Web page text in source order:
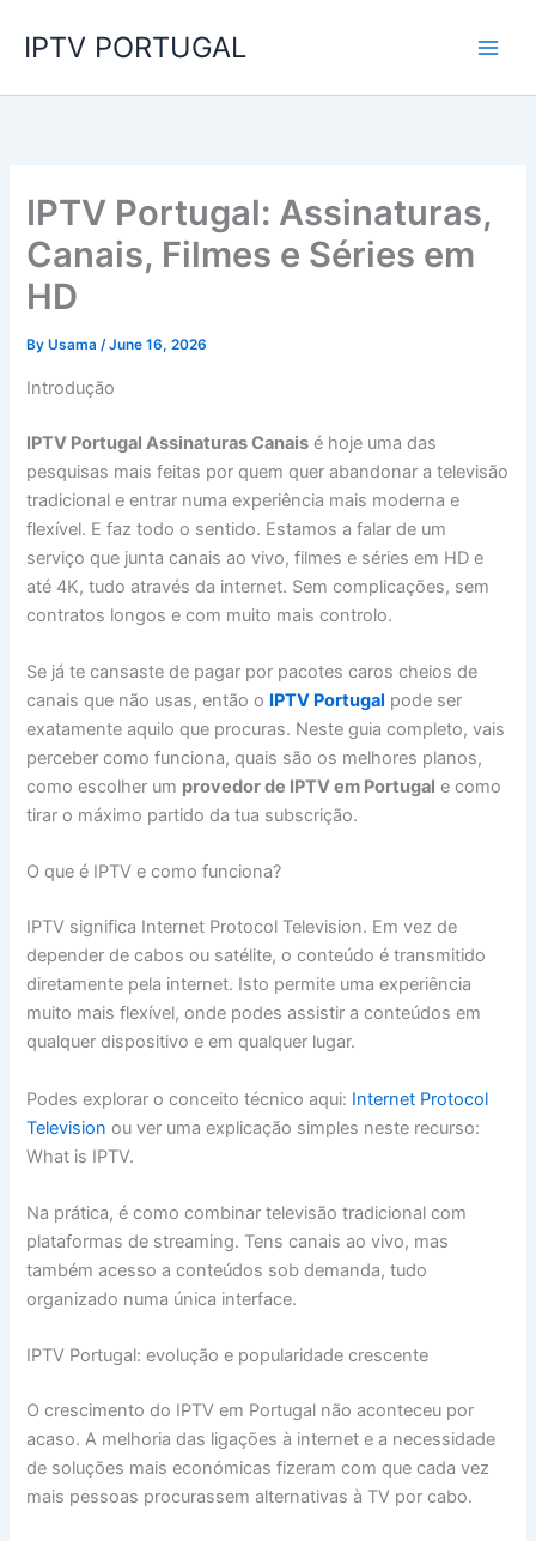
IPTV PORTUGAL
IPTV Portugal: Assinaturas,
Canais, Filmes e Séries em
HD
ByUsama/June 16, 2026
Introdução
IPTV Portugal Assinaturas Canais é hoje uma das
pesquisas mais feitas por quem quer abandonar a televisão
tradicional e entrar numa experiência mais moderna e
flexível. E faz todo o sentido. Estamos a falar de um
serviço que junta canais ao vivo, filmes e séries em HD e
até 4K, tudo através da internet. Sem complicações, sem
contratos longos e com muito mais controlo.
Se já te cansaste de pagar por pacotes caros cheios de
canais que não usas, então o IPTV Portugal pode ser
exatamente aquilo que procuras. Neste guia completo, vais
perceber como funciona, quais são os melhores planos,
como escolher um provedor de IPTV em Portugal e como
tirar o máximo partido da tua subscrição.
O que é IPTV e como funciona?
IPTV significa Internet Protocol Television. Em vez de
depender de cabos ou satélite, o conteúdo é transmitido
diretamente pela internet. Isto permite uma experiência
muito mais flexível, onde podes assistir a conteúdos em
qualquer dispositivo e em qualquer lugar.
Podes explorar o conceito técnico aqui: Internet Protocol
Television ou ver uma explicação simples neste recurso:
What is IPTV.
Na prática, é como combinar televisão tradicional com
plataformas de streaming. Tens canais ao vivo, mas
também acesso a conteúdos sob demanda, tudo
organizado numa única interface.
IPTV Portugal: evolução e popularidade crescente
O crescimento do IPTV em Portugal não aconteceu por
acaso. A melhoria das ligações à internet e a necessidade
de soluções mais económicas fizeram com que cada vez
mais pessoas procurassem alternativas à TV por cabo.